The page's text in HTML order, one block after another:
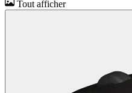
Tout afficher